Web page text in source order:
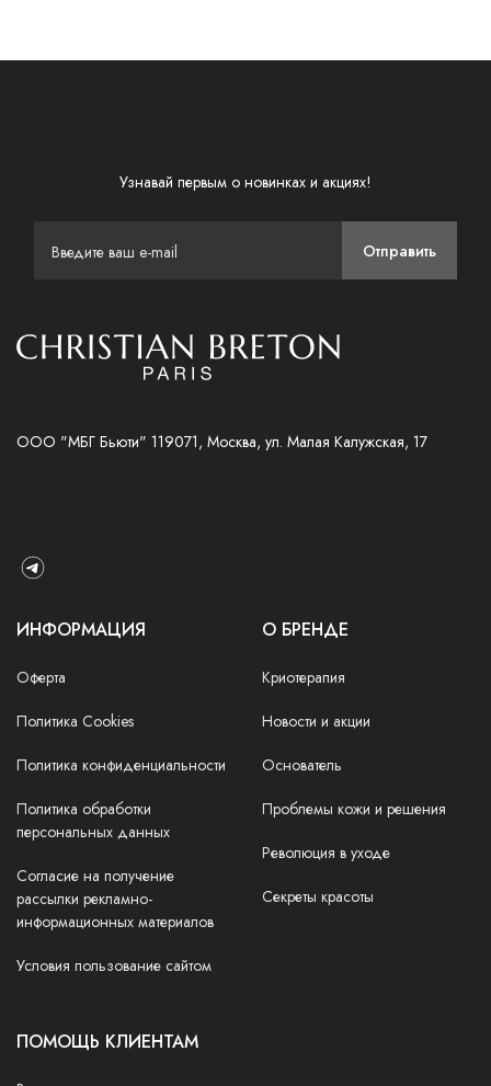
Узнавай первым о новинках и акциях!
Отправить
ООО "МБГ Бьюти" 119071, Москва, ул. Малая Калужская, 17
ИНФОРМАЦИЯ
Оферта
Политика Cookies
Политика конфиденциальности
Политика обработки
персональных данных
Согласие на получение
рассылки рекламно-
информационных материалов
Условия пользование сайтом
О БРЕНДЕ
Криотерапия
Новости и акции
Основатель
Проблемы кожи и решения
Революция в уходе
Секреты красоты
ПОМОЩЬ КЛИЕНТАМ